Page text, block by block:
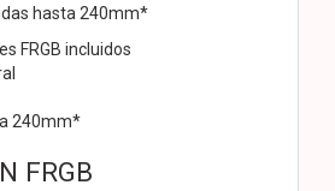
hasta 240mm*
FRGB incluidos
240mm*
FRGB